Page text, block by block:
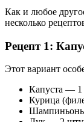
Как и любое
несколько
Рецепт 1:
Этот вариант
Капуста — 1
Курица